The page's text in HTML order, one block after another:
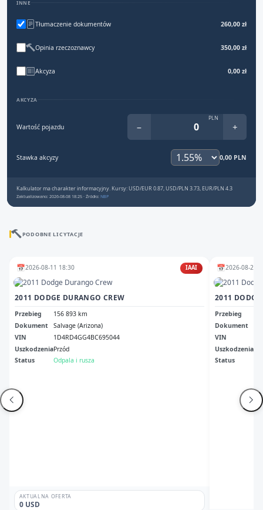
INNE
Tłumaczenie dokumentów 260,00 zł
Opinia rzeczoznawcy 350,00 zł
Akcyza 0,00 zł
AKCYZA
Wartość pojazdu −
PLN
+
Stawka akcyzy 0,00 PLN
Kalkulator ma charakter informacyjny. Kursy: USD/EUR 0.87, USD/PLN 3.73, EUR/PLN 4.3
Zaktualizowano: 2026-08-08 18:25 · Źródło: NBP
PODOBNE LICYTACJE
📅2026-08-11 18:30 IAAI
2011 DODGE DURANGO CREW
Przebieg
156 893 km
Dokument
Salvage (Arizona)
VIN
1D4RD4GG4BC695044
UszkodzeniaPrzód
Status
Odpala i rusza
AKTUALNA OFERTA
0 USD
📅2026-08-24
2011
Przebieg
Dokument
VIN
Uszkodzenia
Status